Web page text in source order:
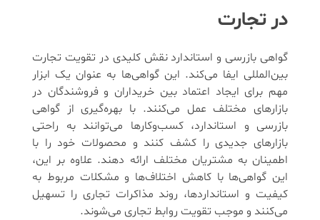
در تجارت
گواهی بازرسی و استاندارد نقش کلیدی در تقویت تجارت
بین‌المللی ایفا می‌کند. این گواهی‌ها به عنوان یک ابزار
مهم برای ایجاد اعتماد بین خریداران و فروشندگان در
بازارهای مختلف عمل می‌کنند. با بهره‌گیری از گواهی
بازرسی و استاندارد، کسب‌وکارها می‌توانند به راحتی
بازارهای جدیدی را کشف کنند و محصولات خود را با
اطمینان به مشتریان مختلف ارائه دهند. علاوه بر این،
این گواهی‌ها با کاهش اختلاف‌ها و مشکلات مربوط به
کیفیت و استانداردها، روند مذاکرات تجاری را تسهیل
می‌کنند و موجب تقویت روابط تجاری می‌شوند.